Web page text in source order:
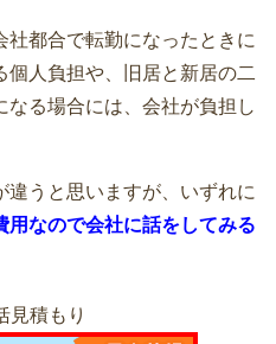
者が安く引越しするなら赤
都合で転勤になったときに
人負担や、旧居と新居の二
る場合には、会社が負担し
違うと思いますが、いずれに
用なので会社に話をしてみる
見積もり